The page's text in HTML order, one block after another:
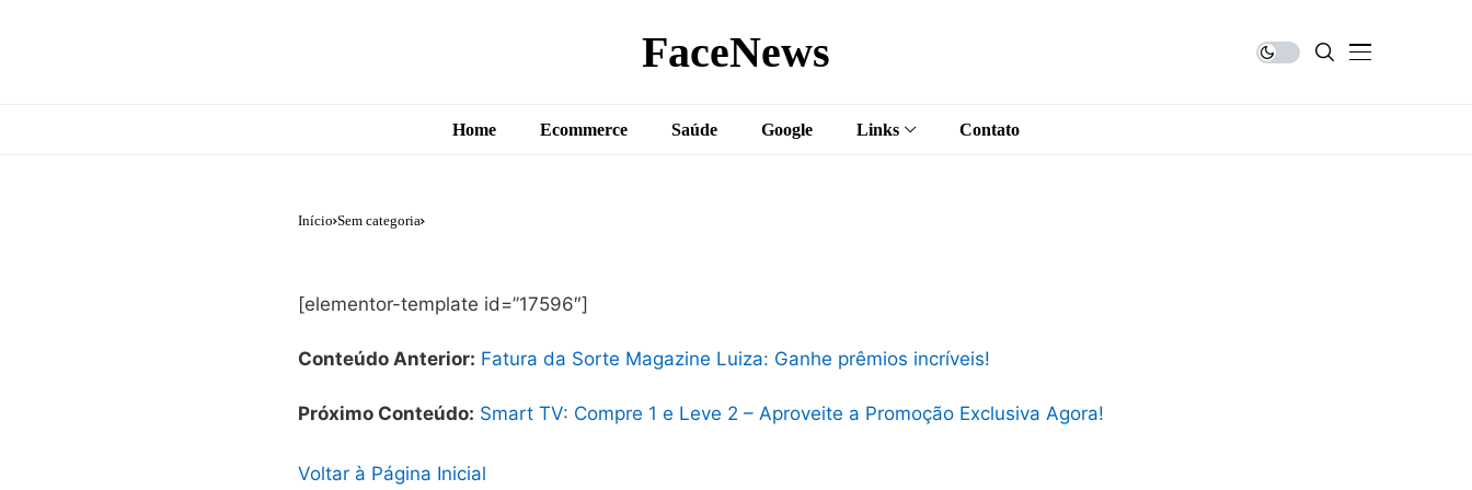
FaceNews
Home Ecommerce Saúde Google Links Contato
Início Sem categoria
[elementor-template id=”17596″]
Conteúdo Anterior: Fatura da Sorte Magazine Luiza: Ganhe prêmios incríveis!
Próximo Conteúdo: Smart TV: Compre 1 e Leve 2 – Aproveite a Promoção Exclusiva Agora!
Voltar à Página Inicial